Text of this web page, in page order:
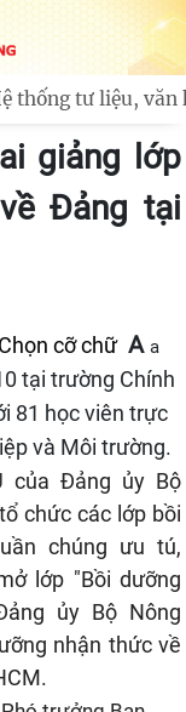
thống tư liệu, văn
Tuổi trẻ Bộ Nông
ủy Bộ NN&MT
giảng lớp
Đảng tại
Chọn cỡ chữ A a
tại trường Chính
81 học viên trực
và Môi trường.
của Đảng ủy Bộ
chức các lớp bồi
chúng ưu tú,
lớp "Bồi dưỡng
ủy Bộ Nông
nhận thức về